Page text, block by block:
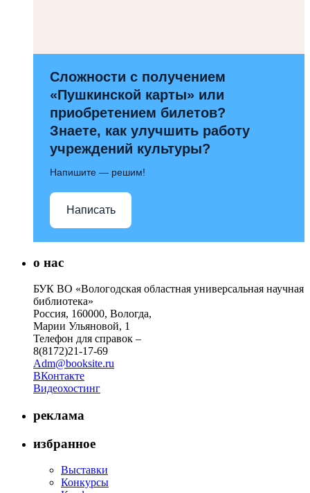
Сложности с получением
«Пушкинской карты» или
приобретением билетов?
Знаете, как улучшить работу
учреждений культуры?
Напишите — решим!
Написать
о нас
БУК ВО «Вологодская областная универсальная научная
библиотека»
Россия, 160000, Вологда,
Марии Ульяновой, 1
Телефон для справок –
8(8172)21-17-69
Adm@booksite.ru
ВКонтакте
Видеохостинг
реклама
избранное
Выставки
Конкурсы